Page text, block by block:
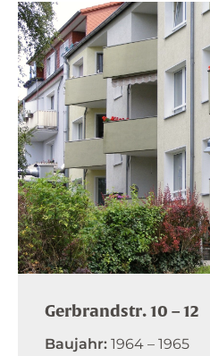
Gerbrandstr. 10 – 12
Baujahr: 1964 – 1965